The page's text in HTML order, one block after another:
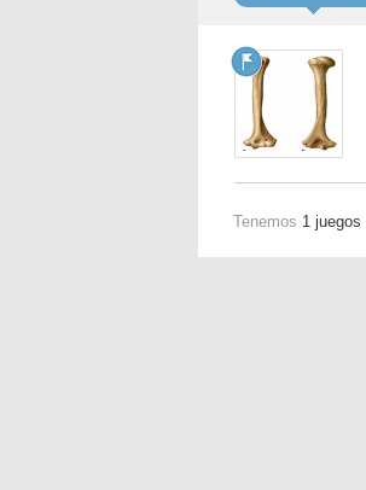
Tenemos 1 juegos